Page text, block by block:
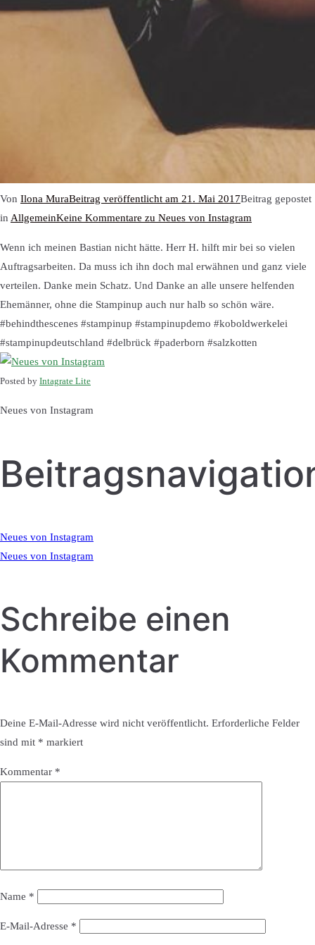
Von Ilona MuraBeitrag veröffentlicht am 21. Mai 2017Beitrag gepostet
in AllgemeinKeine Kommentare zu Neues von Instagram
Wenn ich meinen Bastian nicht hätte. Herr H. hilft mir bei so vielen
Auftragsarbeiten. Da muss ich ihn doch mal erwähnen und ganz viele
verteilen. Danke mein Schatz. Und Danke an alle unsere helfenden
Ehemänner, ohne die Stampinup auch nur halb so schön wäre.
#behindthescenes #stampinup #stampinupdemo #koboldwerkelei
#stampinupdeutschland #delbrück #paderborn #salzkotten
Posted by Intagrate Lite
Neues von Instagram
Neues von Instagram
Neues von Instagram
Schreibe einen
Kommentar
Deine E-Mail-Adresse wird nicht veröffentlicht. Erforderliche Felder
sind mit * markiert
Kommentar *
Name *
E-Mail-Adresse *